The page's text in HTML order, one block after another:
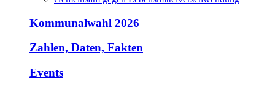
Kommunalwahl 2026
Zahlen, Daten, Fakten
Events